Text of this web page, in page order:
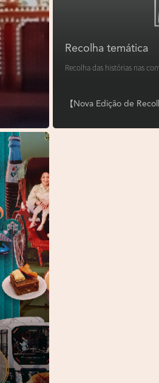
Recolha temática
Recolha das histórias nas
【Nova Edição de